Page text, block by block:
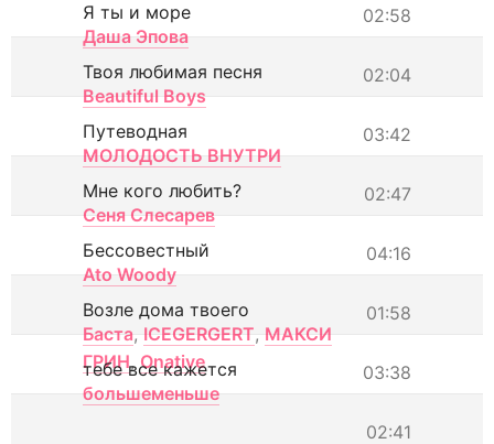
02:58
Я ты и море
Даша Эпова
02:04
Твоя любимая песня
Beautiful Boys
03:42
Путеводная
МОЛОДОСТЬ ВНУТРИ
02:47
Мне кого любить?
Сеня Слесарев
04:16
Бессовестный
Ato Woody
01:58
Возле дома твоего
Баста, ICEGERGERT, МАКСИ
ГРИН, Onative 03:38
тебе все кажется
большеменьше
02:41